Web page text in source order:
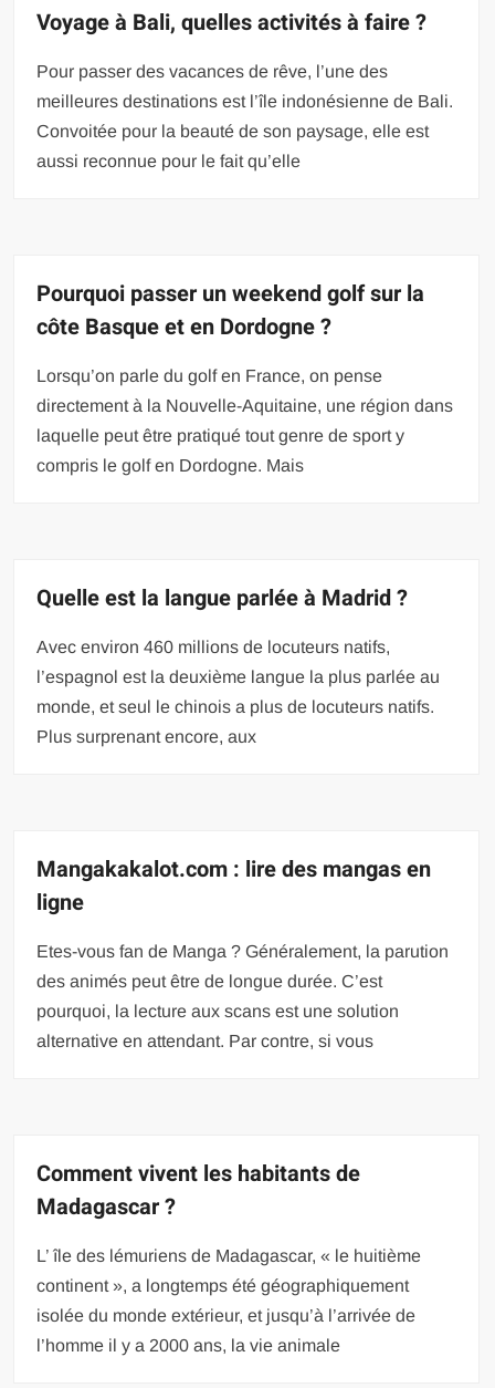
Voyage à Bali, quelles activités à faire ?
Pour passer des vacances de rêve, l’une des
meilleures destinations est l’île indonésienne de Bali.
Convoitée pour la beauté de son paysage, elle est
aussi reconnue pour le fait qu’elle
Pourquoi passer un weekend golf sur la
côte Basque et en Dordogne ?
Lorsqu’on parle du golf en France, on pense
directement à la Nouvelle-Aquitaine, une région dans
laquelle peut être pratiqué tout genre de sport y
compris le golf en Dordogne. Mais
Quelle est la langue parlée à Madrid ?
Avec environ 460 millions de locuteurs natifs,
l’espagnol est la deuxième langue la plus parlée au
monde, et seul le chinois a plus de locuteurs natifs.
Plus surprenant encore, aux
Mangakakalot.com : lire des mangas en
ligne
Etes-vous fan de Manga ? Généralement, la parution
des animés peut être de longue durée. C’est
pourquoi, la lecture aux scans est une solution
alternative en attendant. Par contre, si vous
Comment vivent les habitants de
Madagascar ?
L’ île des lémuriens de Madagascar, « le huitième
continent », a longtemps été géographiquement
isolée du monde extérieur, et jusqu’à l’arrivée de
l’homme il y a 2000 ans, la vie animale